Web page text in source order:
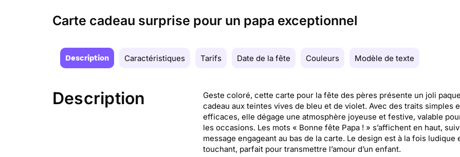
Carte cadeau surprise pour un papa exceptionnel
Description Caractéristiques Tarifs Date de la fête Couleurs Modèle de texte
Description
Geste coloré, cette carte pour la fête des pères présente un joli
cadeau aux teintes vives de bleu et de violet. Avec des traits simples
efficaces, elle dégage une atmosphère joyeuse et festive, valable
les occasions. Les mots « Bonne fête Papa ! » s’affichent en haut,
message engageant au bas de la carte. Le design est à la fois ludique
touchant, parfait pour transmettre l’amour d’un enfant.